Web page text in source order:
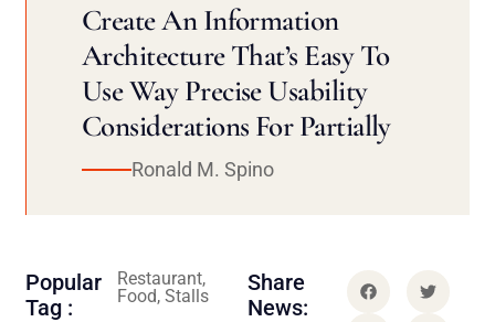
Create An Information
Architecture That’s Easy To
Use Way Precise Usability
Considerations For Partially
Ronald M. Spino
Popular
Tag :
Restaurant,
Food, Stalls
Share
News: